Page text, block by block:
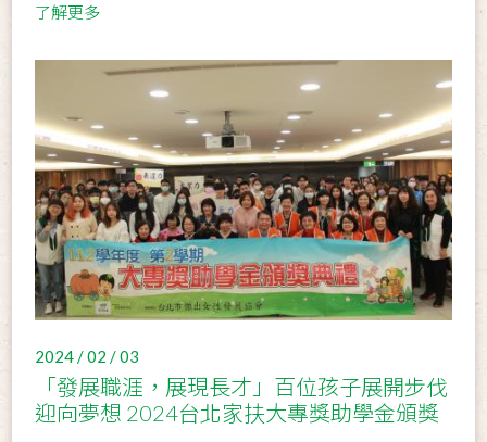
了解更多
2024 / 02 / 03
「發展職涯，展現長才」百位孩子展開步伐
迎向夢想 2024台北家扶大專獎助學金頒獎